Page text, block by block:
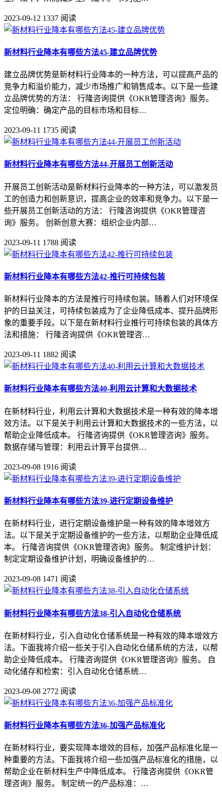
2023-09-12 1337 阅读
新材料行业降本有哪些方法45-建立品牌优势
建立品牌优势是新材料行业降本的一种方法，可以提高产品的
竞争力和溢价能力，减少市场推广和销售成本。以下是一些建
立品牌优势的方法： 行隆咨询提供《OKR管理咨询》服务。
定位明确：确定产品的目标市场和目标…
2023-09-11 1735 阅读
新材料行业降本有哪些方法44-开展员工创新活动
开展员工创新活动是新材料行业降本的一种方法，可以激发员
工的创造力和创新意识，提高企业的效率和竞争力。以下是一
些开展员工创新活动的方法： 行隆咨询提供《OKR管理咨
询》服务。 创新创意大赛：组织企业内部…
2023-09-11 1788 阅读
新材料行业降本有哪些方法42-推行可持续包装
新材料行业降本的方法是推行可持续包装。随着人们对环境保
护的日益关注，可持续包装成为了企业降低成本、提升品牌形
象的重要手段。以下是在新材料行业推行可持续包装的具体方
法和措施： 行隆咨询提供《OKR管理咨…
2023-09-11 1882 阅读
新材料行业降本有哪些方法40-利用云计算和大数据技术
在新材料行业，利用云计算和大数据技术是一种有效的降本增
效方法。以下是关于利用云计算和大数据技术的一些方法，以
帮助企业降低成本。 行隆咨询提供《OKR管理咨询》服务。
数据存储与管理：利用云计算平台提供…
2023-09-08 1916 阅读
新材料行业降本有哪些方法39-进行定期设备维护
在新材料行业，进行定期设备维护是一种有效的降本增效方
法。以下是关于定期设备维护的一些方法，以帮助企业降低成
本。 行隆咨询提供《OKR管理咨询》服务。 制定维护计划：
制定定期设备维护计划，明确设备维护的…
2023-09-08 1471 阅读
新材料行业降本有哪些方法38-引入自动化仓储系统
在新材料行业，引入自动化仓储系统是一种有效的降本增效方
法。下面我将介绍一些关于引入自动化仓储系统的方法，以帮
助企业降低成本。 行隆咨询提供《OKR管理咨询》服务。 自
动化储存和检索：引入自动化仓储系统…
2023-09-08 2772 阅读
新材料行业降本有哪些方法36-加强产品标准化
在新材料行业，要实现降本增效的目标，加强产品标准化是一
种重要的方法。下面我将介绍一些加强产品标准化的措施，以
帮助企业在新材料生产中降低成本。 行隆咨询提供《OKR管
理咨询》服务。 制定统一的产品标准：…